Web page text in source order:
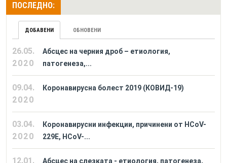
ПОСЛЕДНО:
ДОБАВЕНИ ОБНОВЕНИ
26.05.
2020
Абсцес на черния дроб – етиология,
патогенеза,...
09.04.
2020
Коронавирусна болест 2019 (КОВИД-19)
03.04.
2020
Коронавирусни инфекции, причинени от HCoV-
229E, HCoV-...
12.01.
Абсцес на слезката - етиология, патогенеза,